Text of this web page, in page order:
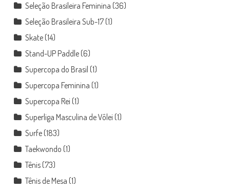
Seleção Brasileira Feminina (36)
Seleção Brasileira Sub-17(1)
Skate(14)
Stand-UP Paddle(6)
Supercopa do Brasil (1)
Supercopa Feminina (1)
Supercopa Rei (1)
Superliga Masculina de Vôlei (1)
Surfe(183)
Taekwondo (1)
Tênis(73)
Tênis de Mesa (1)